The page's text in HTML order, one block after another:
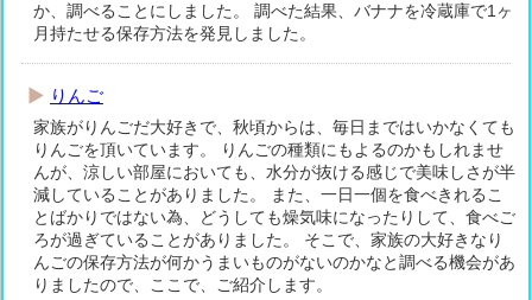
か、調べることにしました。 調べた結果、バナナを冷蔵庫で1ヶ
月持たせる保存方法を発見しました。
りんご
家族がりんごだ大好きで、秋頃からは、毎日まではいかなくても
りんごを頂いています。 りんごの種類にもよるのかもしれませ
んが、涼しい部屋においても、水分が抜ける感じで美味しさが半
減していることがありました。 また、一日一個を食べきれるこ
とばかりではない為、どうしても燥気味になったりして、食べご
ろが過ぎていることがありました。 そこで、家族の大好きなり
んごの保存方法が何かうまいものがないのかなと調べる機会があ
りましたので、ここで、ご紹介します。